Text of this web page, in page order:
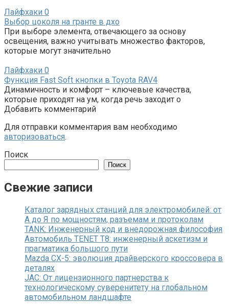
Лайфхаки 0
Выбор цоколя на гранте в дхо
При выборе элемента, отвечающего за основу
освещения, важно учитывать множество факторов,
которые могут значительно
Лайфхаки 0
Функция Fast Soft кнопки в Toyota RAV4
Динамичность и комфорт – ключевые качества,
которые приходят на ум, когда речь заходит о
Добавить комментарий
Для отправки комментария вам необходимо
авторизоваться.
Поиск
Поиск
Свежие записи
Каталог зарядных станций для электромобилей: от
А до Я по мощностям, разъемам и протоколам
TANK: Инженерный код и внедорожная философия
Автомобиль TENET T8: инженерный аскетизм и
прагматика большого пути
Mazda CX-5: эволюция драйверского кроссовера в
деталях
JAC: От лицензионного партнерства к
технологическому суверенитету на глобальном
автомобильном ландшафте